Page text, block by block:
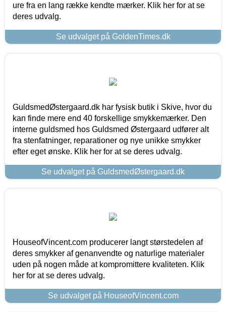
ure fra en lang række kendte mærker. Klik her for at se
deres udvalg.
Se udvalget på GoldenTimes.dk
GuldsmedØstergaard.dk har fysisk butik i Skive, hvor du
kan finde mere end 40 forskellige smykkemærker. Den
interne guldsmed hos Guldsmed Østergaard udfører alt
fra stenfatninger, reparationer og nye unikke smykker
efter eget ønske. Klik her for at se deres udvalg.
Se udvalget på GuldsmedØstergaard.dk
HouseofVincent.com producerer langt størstedelen af
deres smykker af genanvendte og naturlige materialer
uden på nogen måde at kompromittere kvaliteten. Klik
her for at se deres udvalg.
Se udvalget på HouseofVincent.com